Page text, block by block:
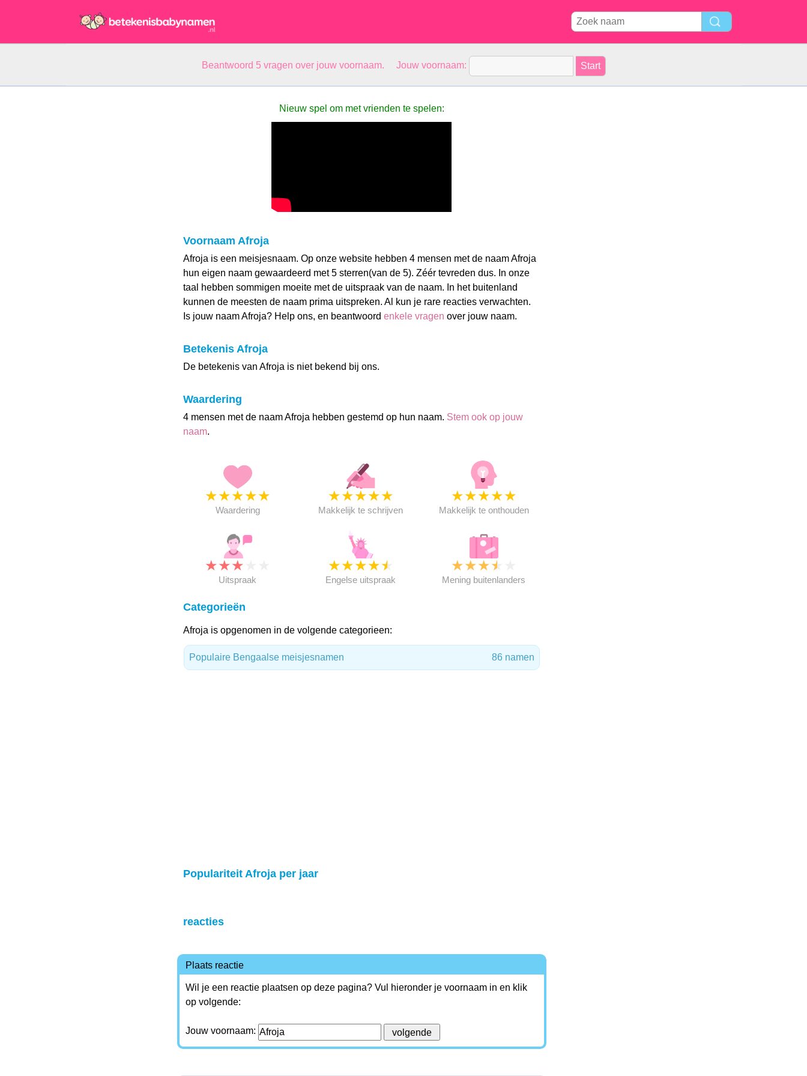
Beantwoord 5 vragen over jouw voornaam. Jouw voornaam:
Nieuw spel om met vrienden te spelen:
Voornaam Afroja
Afroja is een meisjesnaam. Op onze website hebben 4 mensen met de naam Afroja
hun eigen naam gewaardeerd met 5 sterren(van de 5). Zéér tevreden dus. In onze
taal hebben sommigen moeite met de uitspraak van de naam. In het buitenland
kunnen de meesten de naam prima uitspreken. Al kun je rare reacties verwachten.
Is jouw naam Afroja? Help ons, en beantwoord enkele vragen over jouw naam.
Betekenis Afroja
De betekenis van Afroja is niet bekend bij ons.
Waardering
4 mensen met de naam Afroja hebben gestemd op hun naam. Stem ook op jouw
naam.
★★★★★
Waardering
★★★★★
Makkelijk te schrijven
★★★★★
Makkelijk te onthouden
★★★
Uitspraak
★★★★★
Engelse uitspraak
★★★★
Mening buitenlanders
Categorieën
Afroja is opgenomen in de volgende categorieen:
Populaire Bengaalse meisjesnamen 86 namen
Populariteit Afroja per jaar
reacties
Plaats reactie
Wil je een reactie plaatsen op deze pagina? Vul hieronder je voornaam in en klik
op volgende:
Jouw voornaam: